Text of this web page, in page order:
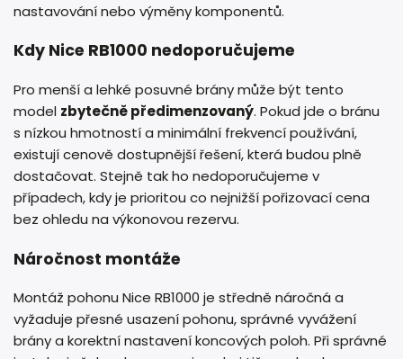
nastavování nebo výměny komponentů.
Kdy Nice RB1000 nedoporučujeme
Pro menší a lehké posuvné brány může být tento
model zbytečně předimenzovaný. Pokud jde o bránu
s nízkou hmotností a minimální frekvencí používání,
existují cenově dostupnější řešení, která budou plně
dostačovat. Stejně tak ho nedoporučujeme v
případech, kdy je prioritou co nejnižší pořizovací cena
bez ohledu na výkonovou rezervu.
Náročnost montáže
Montáž pohonu Nice RB1000 je středně náročná a
vyžaduje přesné usazení pohonu, správné vyvážení
brány a korektní nastavení koncových poloh. Při správné